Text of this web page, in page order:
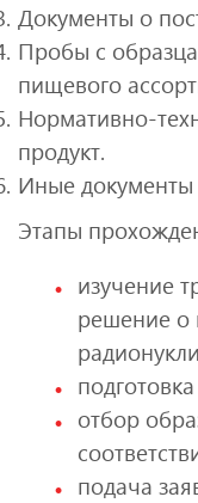
Документы о
Пробы с
пищевого
Нормативно-
продукт.
Иные документы
Этапы
изучение
решение о
отбор
подача